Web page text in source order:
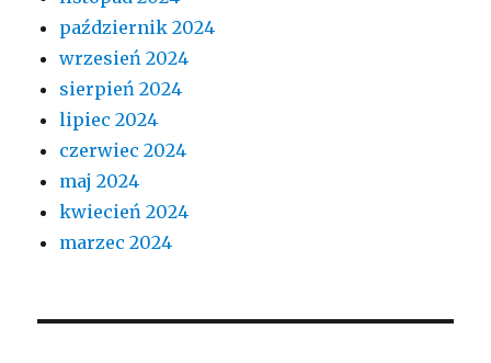
październik 2024
wrzesień 2024
sierpień 2024
lipiec 2024
czerwiec 2024
maj 2024
kwiecień 2024
marzec 2024